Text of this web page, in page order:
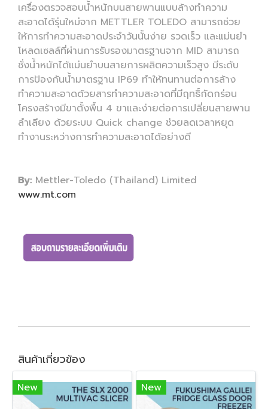
เครื่องตรวจสอบน้ำหนักบนสายพานแบบล้างทำความ
สะอาดได้รุ่นใหม่จาก METTLER TOLEDO สามารถช่วย
ให้การทำความสะอาดประจำวันนั้นง่าย รวดเร็ว และแม่นยำ
โหลดเซลล์ที่ผ่านการรับรองมาตรฐานจาก MID สามารถ
ชั่งน้ำหนักได้แม่นยำบนสายการผลิตความเร็วสูง มีระดับ
การป้องกันน้ำมาตรฐาน IP69 ทำให้ทนทานต่อการล้าง
ทำความสะอาดด้วยสารทำความสะอาดที่มีฤทธิ์กัดกร่อน
โครงสร้างมีขาตั้งพื้น 4 ขาและง่ายต่อการเปลี่ยนสายพาน
ลำเลียง ด้วยระบบ Quick change ช่วยลดเวลาหยุด
ทำงานระหว่างการทำความสะอาดได้อย่างดี
By: Mettler-Toledo (Thailand) Limited
www.mt.com
สินค้าเกี่ยวข้อง
New New